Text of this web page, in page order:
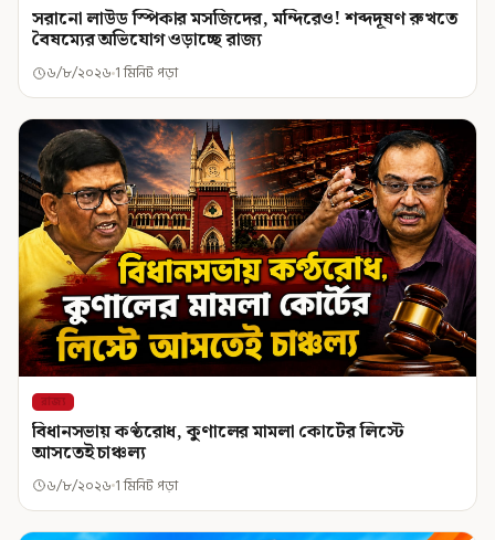
সরানো লাউড স্পিকার মসজিদের, মন্দিরেও! শব্দদূষণ রুখতে
বৈষম্যের অভিযোগ ওড়াচ্ছে রাজ্য
৬/৮/২০২৬ 1 মিনিট পড়া
রাজ্য
বিধানসভায় কণ্ঠরোধ, কুণালের মামলা কোর্টের লিস্টে
আসতেই চাঞ্চল্য
৬/৮/২০২৬ 1 মিনিট পড়া